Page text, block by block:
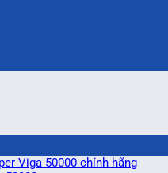
Viga 50000 chính hãng